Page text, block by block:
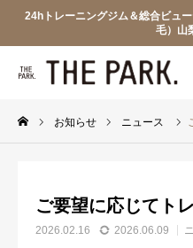
24hトレーニングジム＆総合ビュ
毛）山
お知らせ ニュース
ご要望に応じてト
2026.02.16 2026.06.09
WEB入会
友達追加
プラン・料金